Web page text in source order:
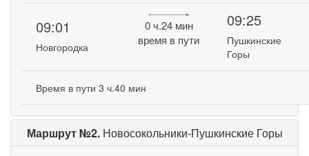
09:01
Новгородка
0 ч.24 мин
время в пути
09:25
Пушкинские
Горы
Время в пути 3 ч.40 мин
Маршрут №2. Новосокольники-Пушкинские Горы